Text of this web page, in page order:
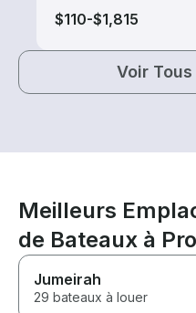
$110-$1,815
Voir
Meilleurs
de Bateaux à
Jumeirah
29 bateaux à louer